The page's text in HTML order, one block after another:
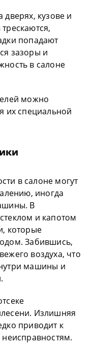
кузове и
попадают
зазоры и
в салоне
можно
их специальной
в салоне могут
иногда
В
и капотом
которые
Забившись,
воздуха, что
машины и
Излишняя
приводит к